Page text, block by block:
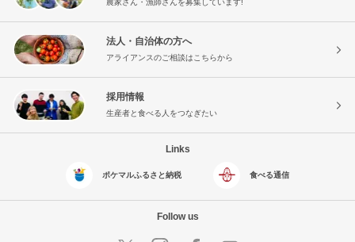
法人・自治体の方へ
アライアンスのご相談はこちらから
採用情報
生産者と食べる人をつなぎたい
Links
ポケマルふるさと納税 食べる通信
Follow us